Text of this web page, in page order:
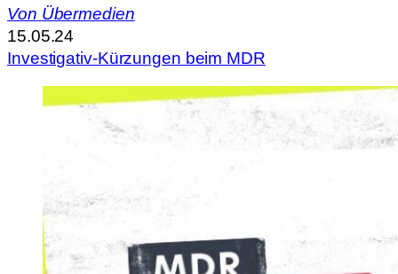
Von Übermedien
15.05.24
Investigativ-Kürzungen beim MDR